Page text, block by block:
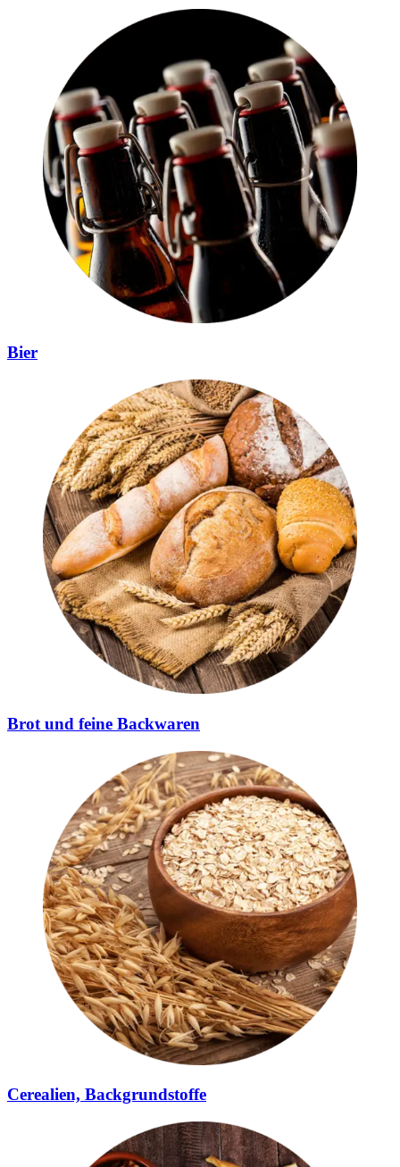
Bier
Brot und feine Backwaren
Cerealien, Backgrundstoffe